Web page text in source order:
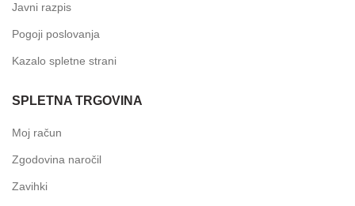
Javni razpis
Pogoji poslovanja
Kazalo spletne strani
SPLETNA TRGOVINA
Moj račun
Zgodovina naročil
Zavihki